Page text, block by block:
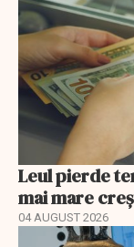
Leul pierde
mai mare
04 AUGUST 2026